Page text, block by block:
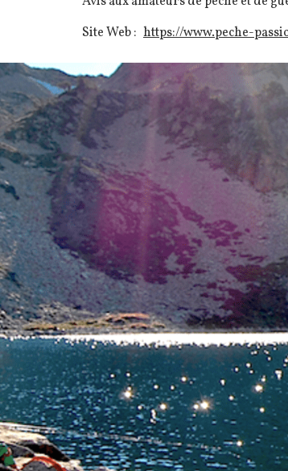
Site Web : https://www.peche-